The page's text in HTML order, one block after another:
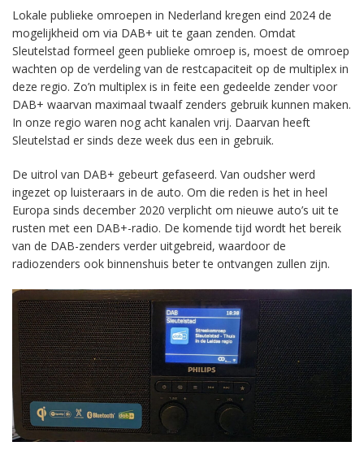
Lokale publieke omroepen in Nederland kregen eind 2024 de
mogelijkheid om via DAB+ uit te gaan zenden. Omdat
Sleutelstad formeel geen publieke omroep is, moest de omroep
wachten op de verdeling van de restcapaciteit op de multiplex in
deze regio. Zo’n multiplex is in feite een gedeelde zender voor
DAB+ waarvan maximaal twaalf zenders gebruik kunnen maken.
In onze regio waren nog acht kanalen vrij. Daarvan heeft
Sleutelstad er sinds deze week dus een in gebruik.
De uitrol van DAB+ gebeurt gefaseerd. Van oudsher werd
ingezet op luisteraars in de auto. Om die reden is het in heel
Europa sinds december 2020 verplicht om nieuwe auto’s uit te
rusten met een DAB+-radio. De komende tijd wordt het bereik
van de DAB-zenders verder uitgebreid, waardoor de
radiozenders ook binnenshuis beter te ontvangen zullen zijn.